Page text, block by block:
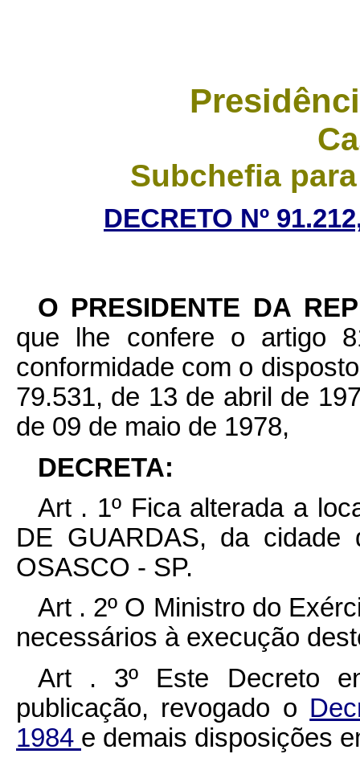
Subchefia
DECRETO Nº
O PRESIDENTE DA
que lhe confere o artigo
conformidade com o
79.531, de 13 de abril de
de 09 de maio de 1978,
DECRETA:
Art . 1º Fica alterada a
DE GUARDAS, da
OSASCO - SP.
Art . 2º O Ministro do
necessários à execução
Art . 3º Este Decreto
publicação, revogado o
1984 e demais disposições